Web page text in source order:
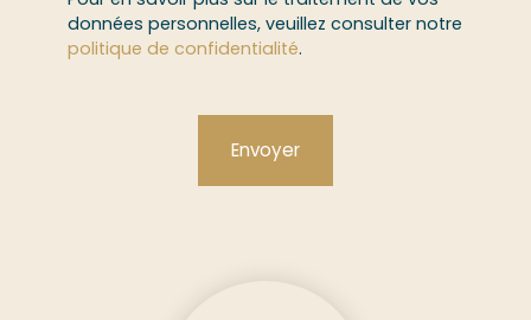
données personnelles, veuillez consulter notre
politique de confidentialité.
Envoyer